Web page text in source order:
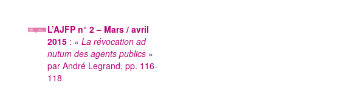
L’AJFP n° 2 – Mars / avril
2015 : «La révocation ad
nutum des agents publics »
par André Legrand, pp. 116-
118